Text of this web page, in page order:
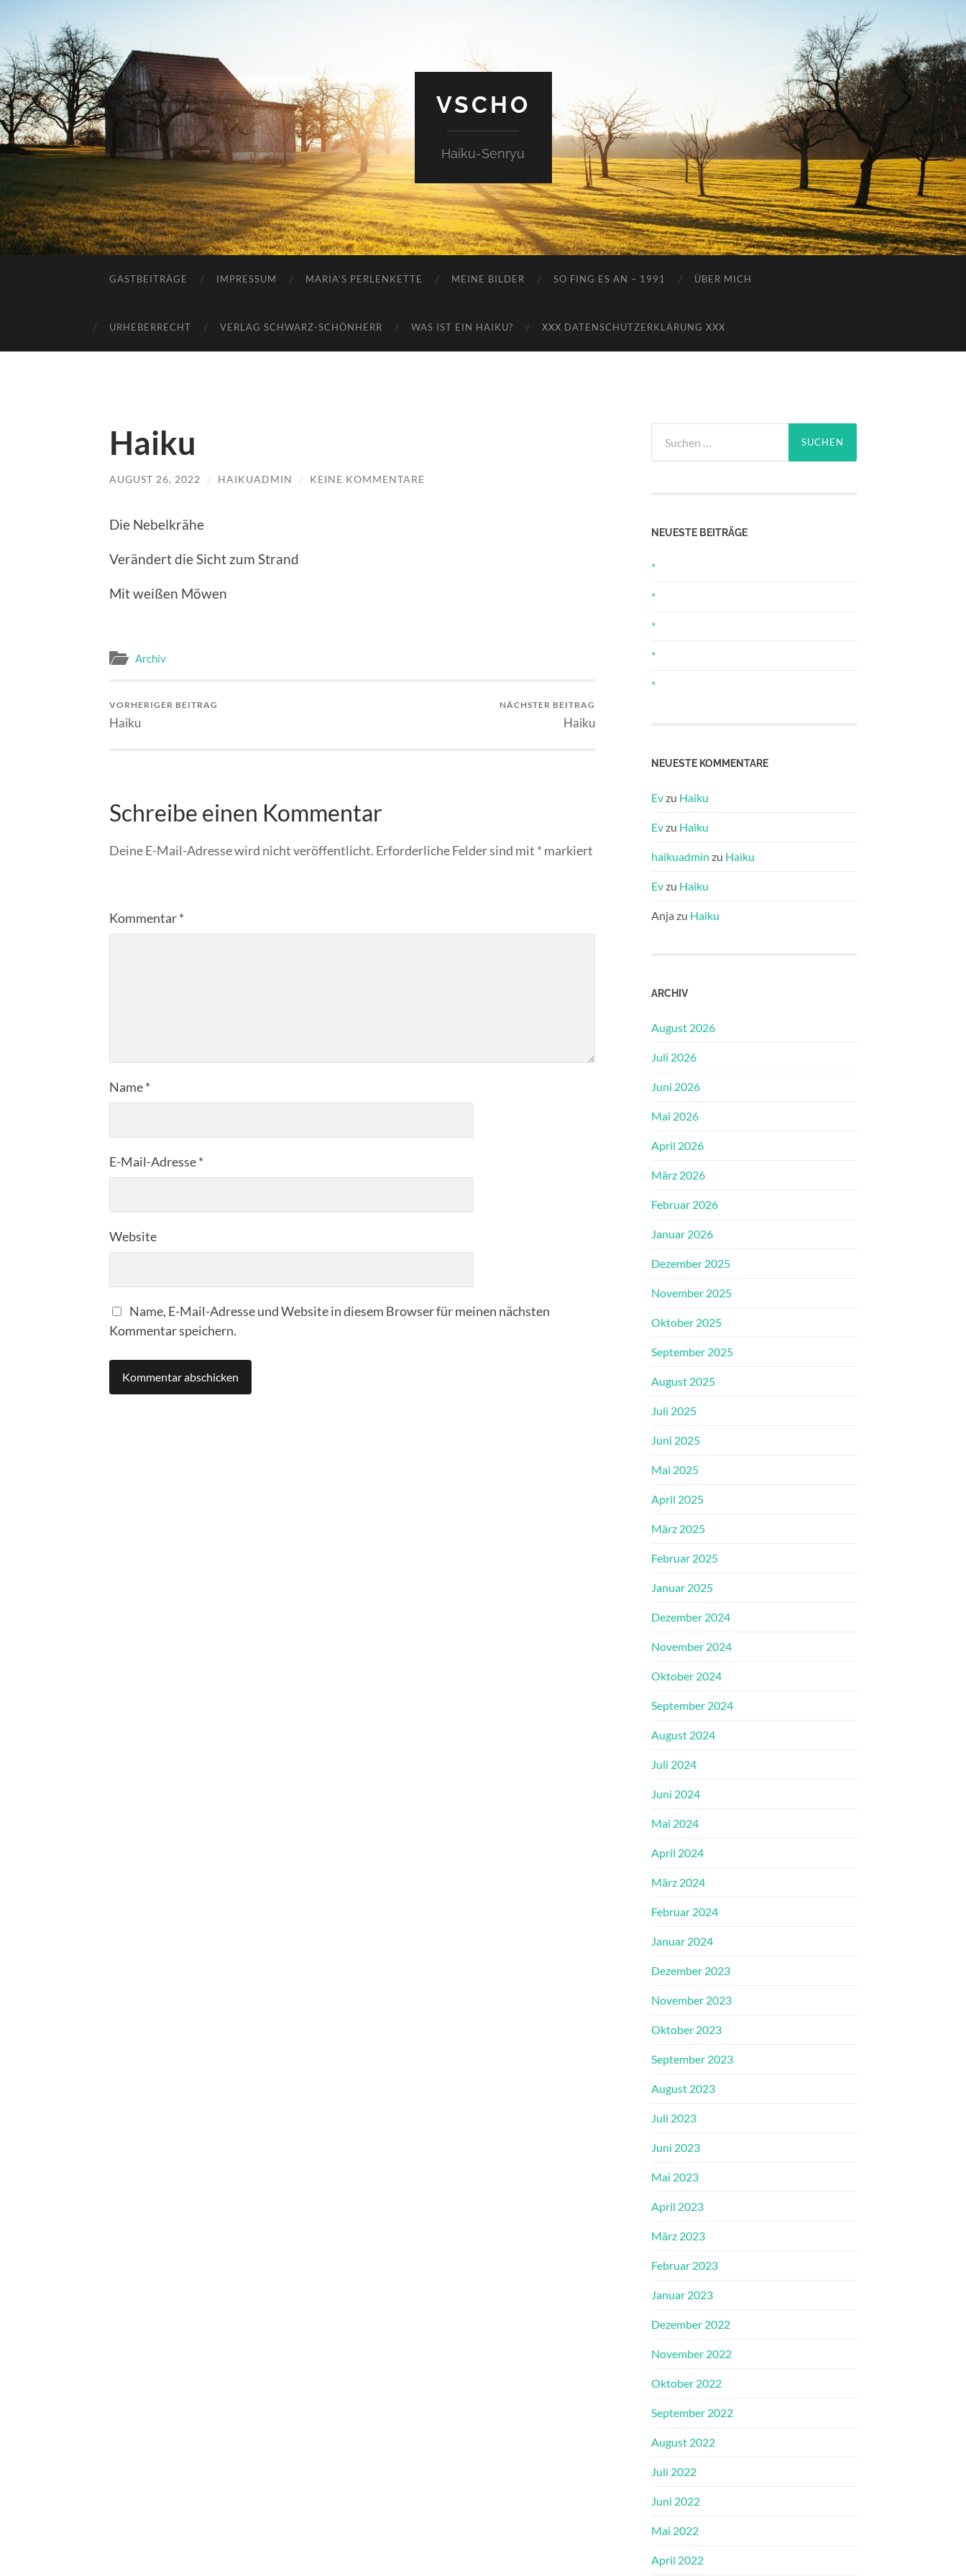
VSCHO
Haiku-Senryu
GASTBEITRÄGE IMPRESSUM MARIA’S PERLENKETTE MEINE BILDER SO FING ES AN – 1991 ÜBER MICH
URHEBERRECHT VERLAG SCHWARZ-SCHÖNHERR WAS IST EIN HAIKU? XXX DATENSCHUTZERKLÄRUNG XXX
Haiku
AUGUST 26, 2022 / HAIKUADMIN / KEINE KOMMENTARE
Die Nebelkrähe
Verändert die Sicht zum Strand
Mit weißen Möwen
Archiv
VORHERIGER BEITRAG
Haiku
NÄCHSTER BEITRAG
Haiku
Schreibe einen Kommentar
Deine E-Mail-Adresse wird nicht veröffentlicht. Erforderliche Felder sind mit * markiert
Kommentar*
Name*
E-Mail-Adresse*
Website
Name, E-Mail-Adresse und Website in diesem Browser für meinen nächsten
Kommentar speichern.
nach:
NEUESTE BEITRÄGE
*
*
*
*
*
NEUESTE KOMMENTARE
Evzu Haiku
Evzu Haiku
haikuadmin zu Haiku
Evzu Haiku
Anja zu Haiku
ARCHIV
August 2026
Juli 2026
Juni 2026
Mai 2026
April 2026
März 2026
Februar 2026
Januar 2026
Dezember 2025
November 2025
Oktober 2025
September 2025
August 2025
Juli 2025
Juni 2025
Mai 2025
April 2025
März 2025
Februar 2025
Januar 2025
Dezember 2024
November 2024
Oktober 2024
September 2024
August 2024
Juli 2024
Juni 2024
Mai 2024
April 2024
März 2024
Februar 2024
Januar 2024
Dezember 2023
November 2023
Oktober 2023
September 2023
August 2023
Juli 2023
Juni 2023
Mai 2023
April 2023
März 2023
Februar 2023
Januar 2023
Dezember 2022
November 2022
Oktober 2022
September 2022
August 2022
Juli 2022
Juni 2022
Mai 2022
April 2022